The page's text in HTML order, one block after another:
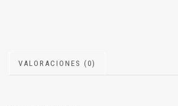
VALORACIONES (0)